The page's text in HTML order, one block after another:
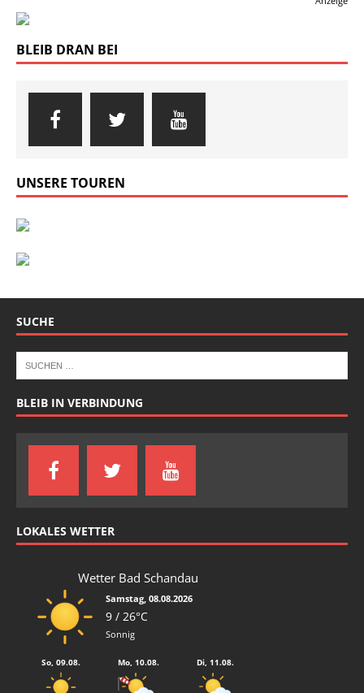
BLEIB DRAN BEI
UNSERE TOUREN
SUCHE
BLEIB IN VERBINDUNG
LOKALES WETTER
Wetter Bad Schandau
Samstag, 08.08.2026
9 / 26°C
Sonnig
So, 09.08. Mo, 10.08. Di, 11.08.